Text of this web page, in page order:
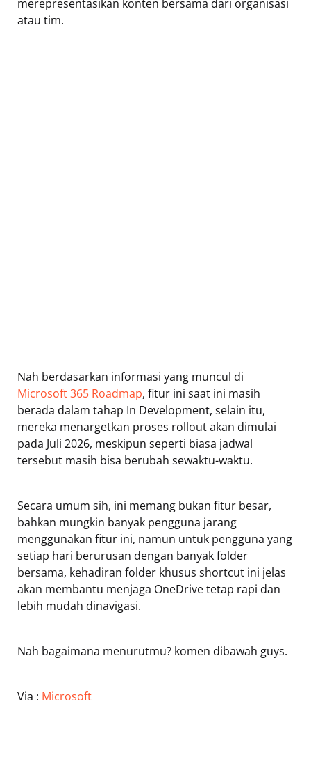
merepresentasikan konten bersama dari organisasi
atau tim.
Nah berdasarkan informasi yang muncul di
Microsoft 365 Roadmap, fitur ini saat ini masih
berada dalam tahap In Development, selain itu,
mereka menargetkan proses rollout akan dimulai
pada Juli 2026, meskipun seperti biasa jadwal
tersebut masih bisa berubah sewaktu-waktu.
Secara umum sih, ini memang bukan fitur besar,
bahkan mungkin banyak pengguna jarang
menggunakan fitur ini, namun untuk pengguna yang
setiap hari berurusan dengan banyak folder
bersama, kehadiran folder khusus shortcut ini jelas
akan membantu menjaga OneDrive tetap rapi dan
lebih mudah dinavigasi.
Nah bagaimana menurutmu? komen dibawah guys.
Via : Microsoft